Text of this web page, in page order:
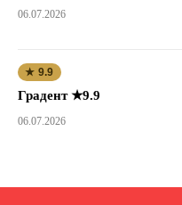
06.07.2026
★ 9.9
Градент ★9.9
06.07.2026